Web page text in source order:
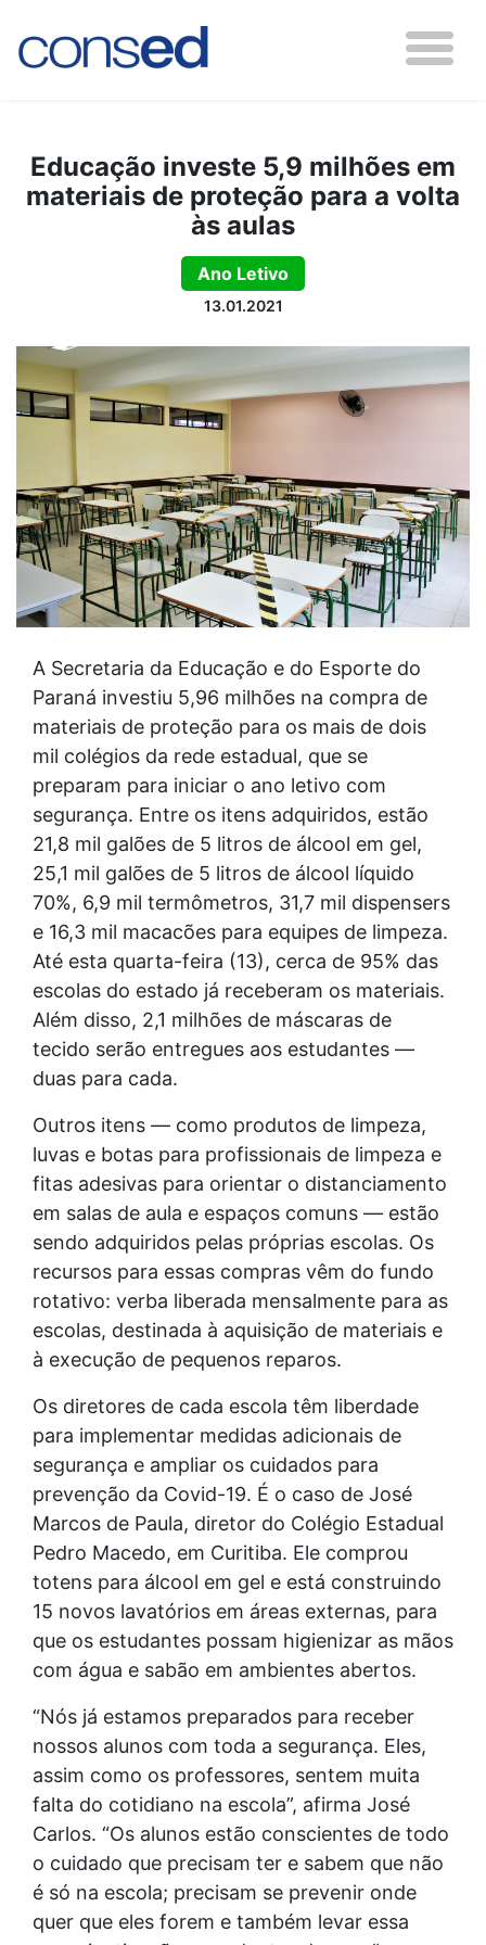
Educação investe 5,9 milhões em
materiais de proteção para a volta
às aulas
Ano Letivo
13.01.2021
A Secretaria da Educação e do Esporte do
Paraná investiu 5,96 milhões na compra de
materiais de proteção para os mais de dois
mil colégios da rede estadual, que se
preparam para iniciar o ano letivo com
segurança. Entre os itens adquiridos, estão
21,8 mil galões de 5 litros de álcool em gel,
25,1 mil galões de 5 litros de álcool líquido
70%, 6,9 mil termômetros, 31,7 mil dispensers
e 16,3 mil macacões para equipes de limpeza.
Até esta quarta-feira (13), cerca de 95% das
escolas do estado já receberam os materiais.
Além disso, 2,1 milhões de máscaras de
tecido serão entregues aos estudantes —
duas para cada.
Outros itens — como produtos de limpeza,
luvas e botas para profissionais de limpeza e
fitas adesivas para orientar o distanciamento
em salas de aula e espaços comuns — estão
sendo adquiridos pelas próprias escolas. Os
recursos para essas compras vêm do fundo
rotativo: verba liberada mensalmente para as
escolas, destinada à aquisição de materiais e
à execução de pequenos reparos.
Os diretores de cada escola têm liberdade
para implementar medidas adicionais de
segurança e ampliar os cuidados para
prevenção da Covid-19. É o caso de José
Marcos de Paula, diretor do Colégio Estadual
Pedro Macedo, em Curitiba. Ele comprou
totens para álcool em gel e está construindo
15 novos lavatórios em áreas externas, para
que os estudantes possam higienizar as mãos
com água e sabão em ambientes abertos.
“Nós já estamos preparados para receber
nossos alunos com toda a segurança. Eles,
assim como os professores, sentem muita
falta do cotidiano na escola”, afirma José
Carlos. “Os alunos estão conscientes de todo
o cuidado que precisam ter e sabem que não
é só na escola; precisam se prevenir onde
quer que eles forem e também levar essa